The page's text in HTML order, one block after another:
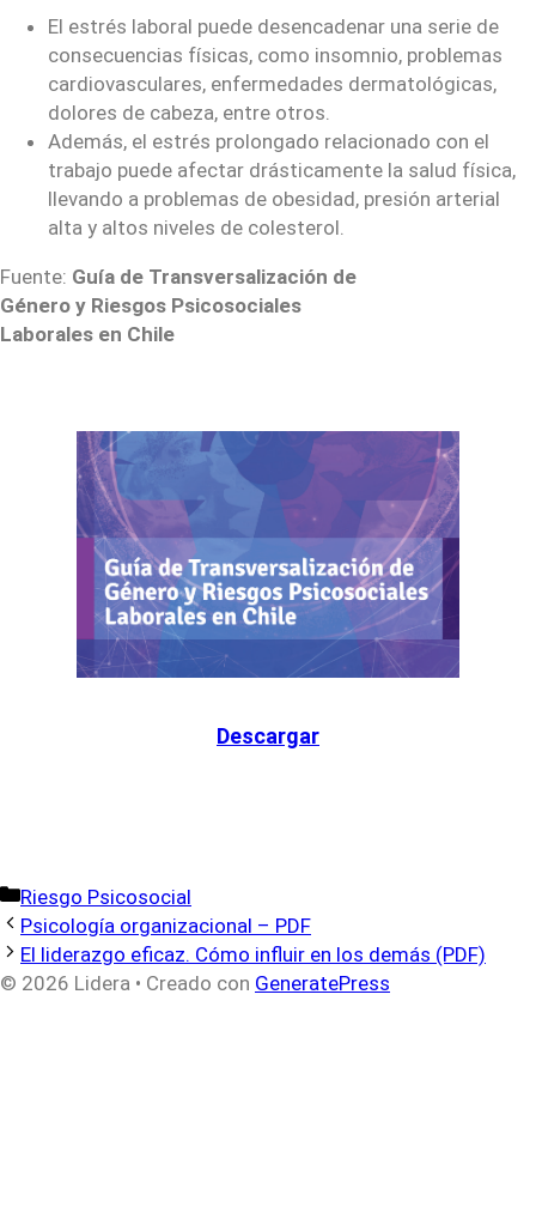
El estrés laboral puede desencadenar una serie de
consecuencias físicas, como insomnio, problemas
cardiovasculares, enfermedades dermatológicas,
dolores de cabeza, entre otros.
Además, el estrés prolongado relacionado con el
trabajo puede afectar drásticamente la salud física,
llevando a problemas de obesidad, presión arterial
alta y altos niveles de colesterol.
Fuente: Guía de Transversalización de
Género y Riesgos Psicosociales
Laborales en Chile
Descargar
Categorías
Riesgo Psicosocial
Psicología organizacional – PDF
El liderazgo eficaz. Cómo influir en los demás (PDF)
© 2026 Lidera • Creado con GeneratePress